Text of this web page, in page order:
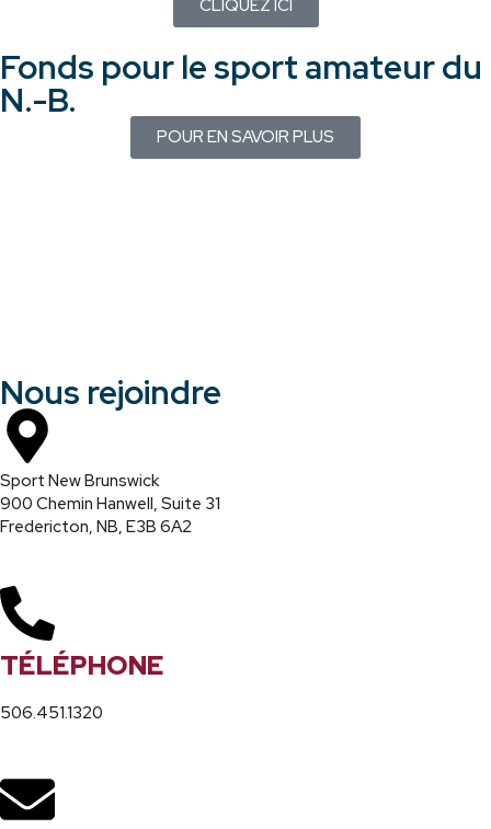
CLIQUEZ ICI
Fonds pour le sport amateur du
N.-B.
POUR EN SAVOIR PLUS
Nous rejoindre
Sport New Brunswick
900 Chemin Hanwell, Suite 31
Fredericton, NB, E3B 6A2
TÉLÉPHONE
506.451.1320